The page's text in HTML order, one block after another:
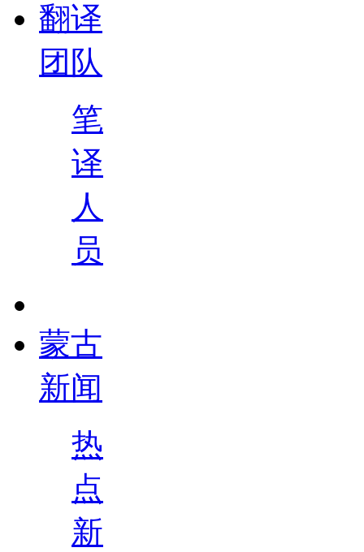
翻译
团队
笔
译
人
员
蒙古
新闻
热
点
新